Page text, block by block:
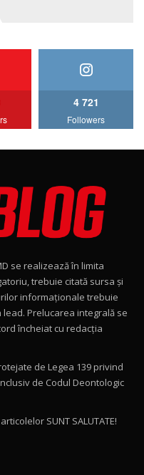
Drive AutoBlog.MD
Drive AutoBlog.MD
HYBRID 4MATIC+ / Test
Drive AutoBlog.MD
AutoBlog.MD
luxul / AutoBlog.MD
4 721
Followers
se realizează în limita
trebuie citată sursa și
informaționale trebuie
lead. Prelucarea integrală se
încheiat cu redacţia
de Legea 139 privind
de Codul Deontologic
SUNT SALUTATE!